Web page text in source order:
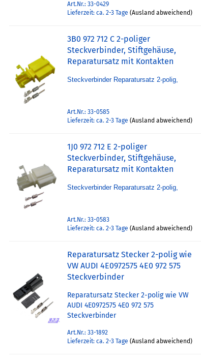
Art.Nr.: 33-0429
Lieferzeit: ca. 2-3 Tage (Ausland abweichend)
3B0 972 712 C 2-poliger
Steckverbinder, Stiftgehäuse,
Reparatursatz mit Kontakten
Steckverbinder Reparatursatz 2-polig,
Art.Nr.: 33-0585
Lieferzeit: ca. 2-3 Tage (Ausland abweichend)
1J0 972 712 E 2-poliger
Steckverbinder, Stiftgehäuse,
Reparatursatz mit Kontakten
Steckverbinder Reparatursatz 2-polig,
Art.Nr.: 33-0583
Lieferzeit: ca. 2-3 Tage (Ausland abweichend)
Reparatursatz Stecker 2-polig wie
VW AUDI 4E0972575 4E0 972 575
Steckverbinder
Reparatursatz Stecker 2-polig wie VW
AUDI 4E0972575 4E0 972 575
Steckverbinder
Art.Nr.: 33-1892
Lieferzeit: ca. 2-3 Tage (Ausland abweichend)